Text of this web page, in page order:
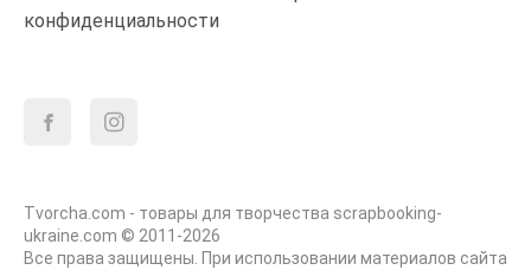
конфиденциальности
Tvorcha.com - товары для творчества scrapbooking-
ukraine.com © 2011-2026
Все права защищены. При использовании материалов сайта